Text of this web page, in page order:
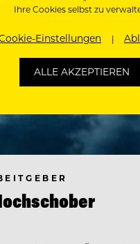
Ihre Cookies selbst zu
Einstellungen
ALLE AKZEPTIEREN